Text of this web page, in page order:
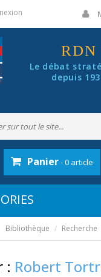
RDN
Le débat
depuis
Panier- 0 article
Bibliothèque Recherche
: Robert